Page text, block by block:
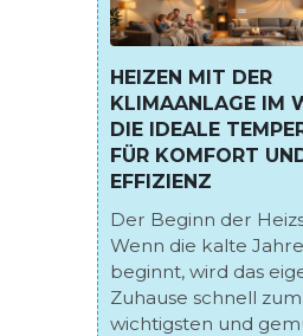
HEIZEN MIT DER
KLIMAANLAGE IM
DIE IDEALE
FÜR KOMFORT
EFFIZIENZ
Der Beginn der
Wenn die kalte
beginnt, wird das
Zuhause schnell zum
wichtigsten und